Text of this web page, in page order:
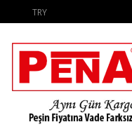
TRY